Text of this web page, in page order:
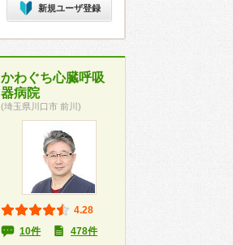
新規ユーザ登録
かわぐち心臓呼吸
器病院
(埼玉県川口市 前川)
4.28
10件
478件